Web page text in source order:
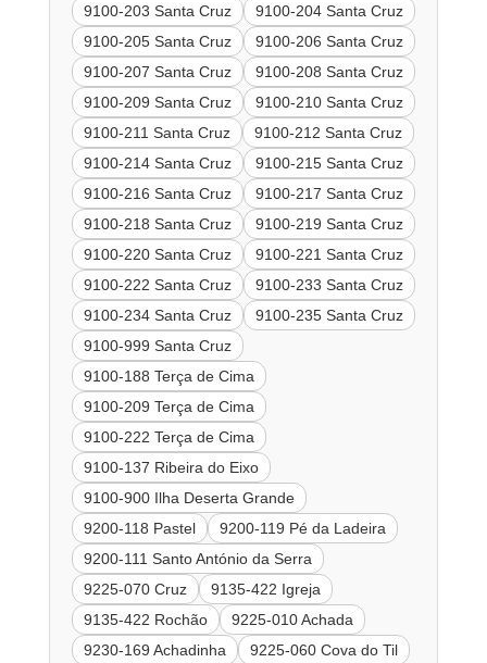
9100-203 Santa Cruz
9100-204 Santa Cruz
9100-205 Santa Cruz
9100-206 Santa Cruz
9100-207 Santa Cruz
9100-208 Santa Cruz
9100-209 Santa Cruz
9100-210 Santa Cruz
9100-211 Santa Cruz
9100-212 Santa Cruz
9100-214 Santa Cruz
9100-215 Santa Cruz
9100-216 Santa Cruz
9100-217 Santa Cruz
9100-218 Santa Cruz
9100-219 Santa Cruz
9100-220 Santa Cruz
9100-221 Santa Cruz
9100-222 Santa Cruz
9100-233 Santa Cruz
9100-234 Santa Cruz
9100-235 Santa Cruz
9100-999 Santa Cruz
9100-188 Terça de Cima
9100-209 Terça de Cima
9100-222 Terça de Cima
9100-137 Ribeira do Eixo
9100-900 Ilha Deserta Grande
9200-118 Pastel
9200-119 Pé da Ladeira
9200-111 Santo António da Serra
9225-070 Cruz
9135-422 Igreja
9135-422 Rochão
9225-010 Achada
9230-169 Achadinha
9225-060 Cova do Til